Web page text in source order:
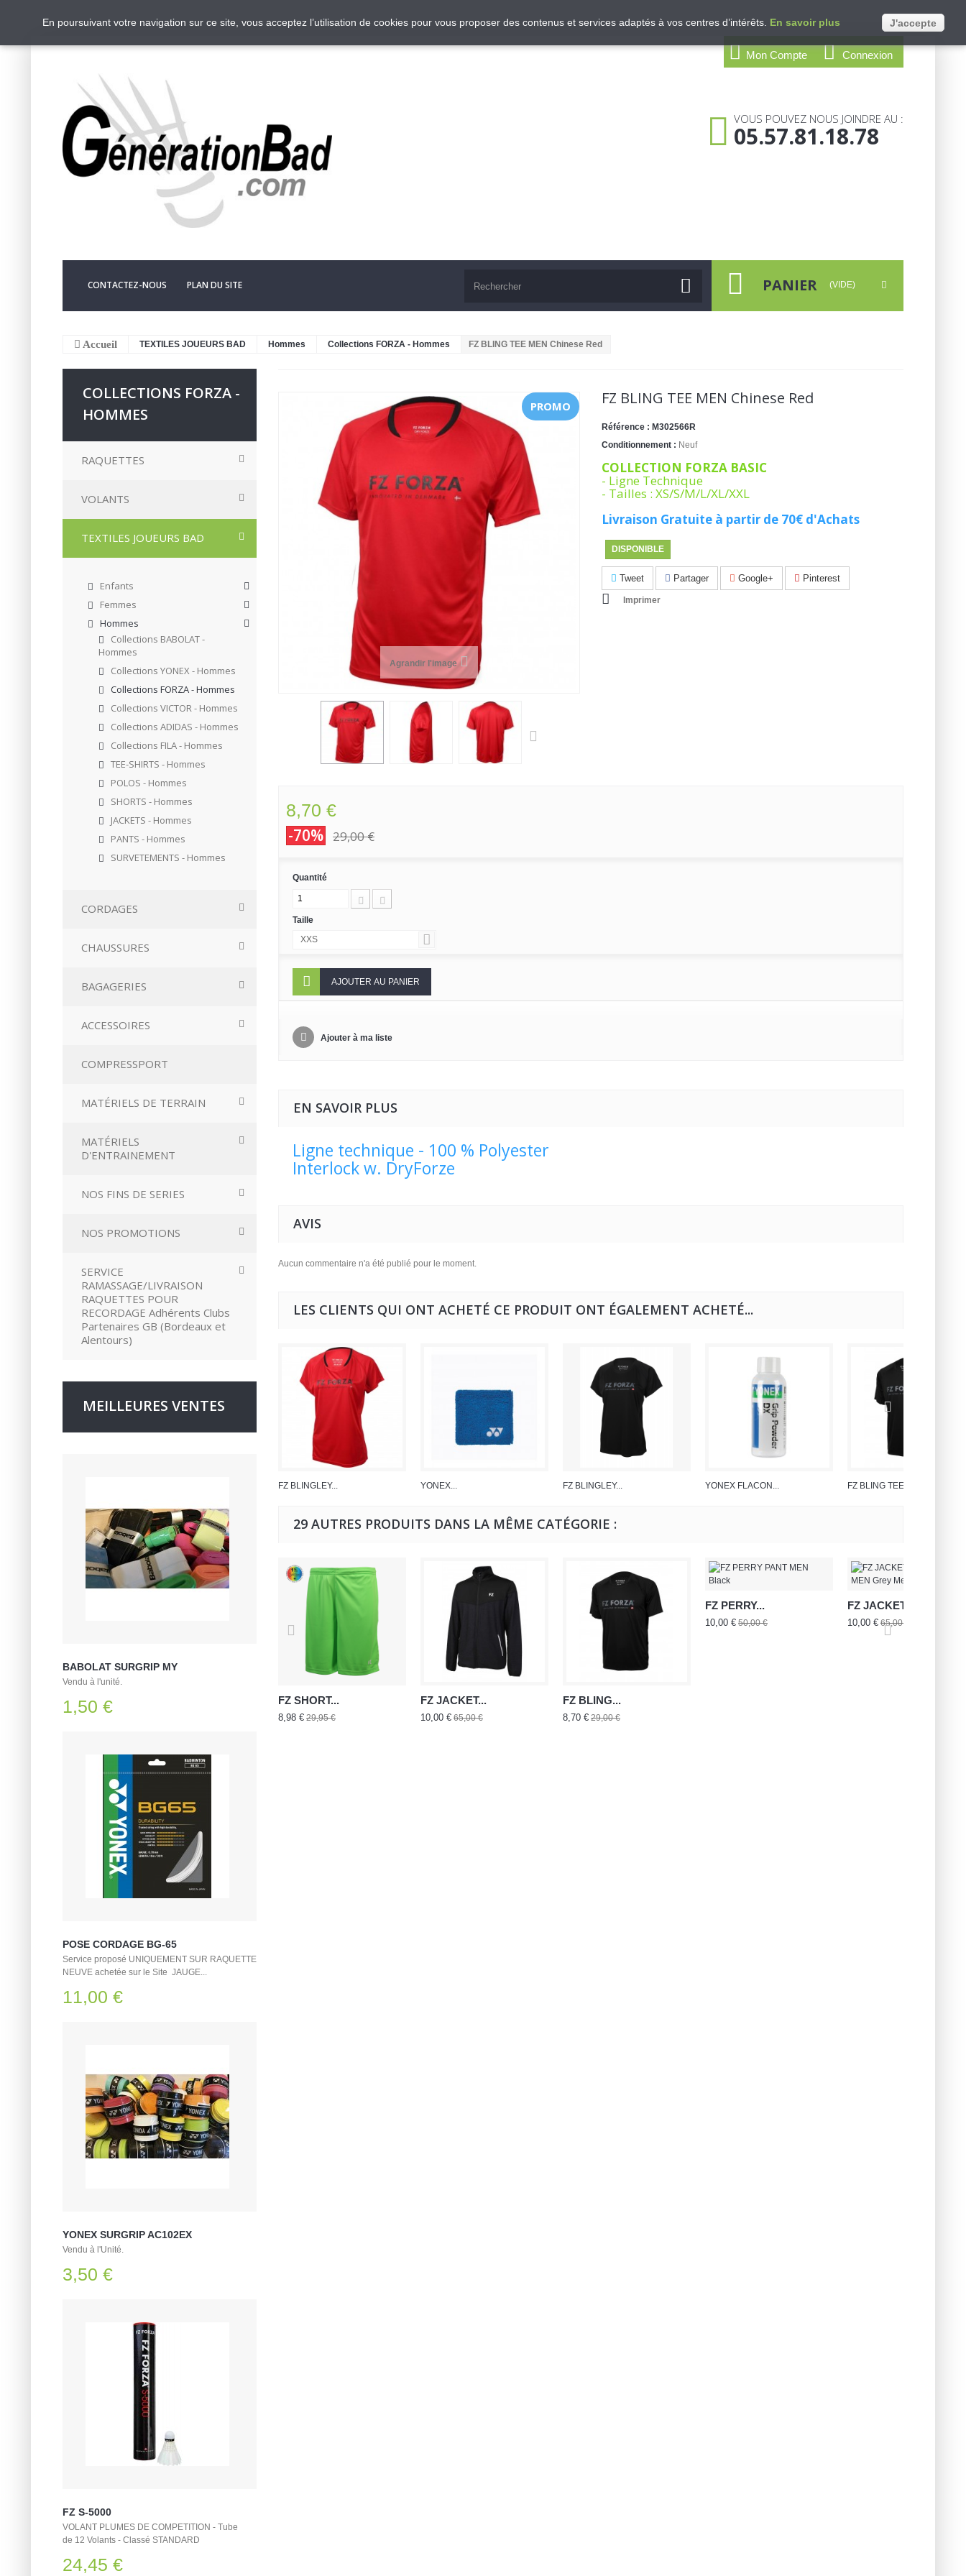
Connexion
Mon Compte
VOUS POUVEZ NOUS JOINDRE AU :
05.57.81.18.78
CONTACTEZ-NOUS PLAN DU SITE PANIER (VIDE)
Accueil TEXTILES JOUEURS BAD Hommes Collections FORZA - Hommes FZ BLING TEE MEN Chinese Red
COLLECTIONS FORZA -
HOMMES
RAQUETTES
VOLANTS
TEXTILES JOUEURS BAD
Enfants
Femmes
Hommes
Collections BABOLAT -
Hommes
Collections YONEX - Hommes
Collections FORZA - Hommes
Collections VICTOR - Hommes
Collections ADIDAS - Hommes
Collections FILA - Hommes
TEE-SHIRTS - Hommes
POLOS - Hommes
SHORTS - Hommes
JACKETS - Hommes
PANTS - Hommes
SURVETEMENTS - Hommes
CORDAGES
CHAUSSURES
BAGAGERIES
ACCESSOIRES
COMPRESSPORT
MATÉRIELS DE TERRAIN
MATÉRIELS
D'ENTRAINEMENT
NOS FINS DE SERIES
NOS PROMOTIONS
SERVICE
RAMASSAGE/LIVRAISON
RAQUETTES POUR
RECORDAGE Adhérents Clubs
Partenaires GB (Bordeaux et
Alentours)
MEILLEURES VENTES
BABOLAT SURGRIP MY
Vendu à l'unité.
1,50 €
POSE CORDAGE BG-65
Service proposé UNIQUEMENT SUR RAQUETTE
NEUVE achetée sur le Site JAUGE...
11,00 €
YONEX SURGRIP AC102EX
Vendu à l'Unité.
3,50 €
FZ S-5000
VOLANT PLUMES DE COMPETITION - Tube
de 12 Volants - Classé STANDARD
24,45 €
PROMO
Agrandir l'image
FZ BLING TEE MEN Chinese Red
Référence : M302566R
Conditionnement : Neuf
COLLECTION FORZA BASIC
- Ligne Technique
- Tailles : XS/S/M/L/XL/XXL
Livraison Gratuite à partir de 70€ d'Achats
DISPONIBLE
Tweet Partager Google+ Pinterest
Imprimer
8,70 €
-70% 29,00 €
Quantité
Taille
XXS
AJOUTER AU PANIER
Ajouter à ma liste
EN SAVOIR PLUS
Ligne technique - 100 % Polyester
Interlock w. DryForze
AVIS
Aucun commentaire n'a été publié pour le moment.
LES CLIENTS QUI ONT ACHETÉ CE PRODUIT ONT ÉGALEMENT ACHETÉ...
FZ BLINGLEY... YONEX... FZ BLINGLEY... YONEX FLACON... FZ BLING TEE...
29 AUTRES PRODUITS DANS LA MÊME CATÉGORIE :
FZ SHORT...
8,98 € 29,95 €
FZ JACKET...
10,00 € 65,00 €
FZ BLING...
8,70 € 29,00 €
FZ PERRY...
10,00 € 50,00 €
FZ JACKET...
10,00 € 65,00 €
En poursuivant votre navigation sur ce site, vous acceptez l’utilisation de cookies pour vous proposer des contenus et services adaptés à vos centres d’intérêts. En savoir plus J'accepte